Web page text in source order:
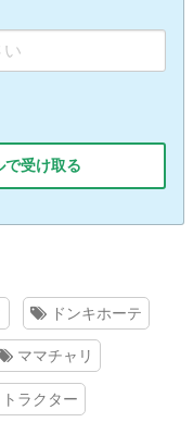
受け取る
ドンキホーテ
ママチャリ
トラクター